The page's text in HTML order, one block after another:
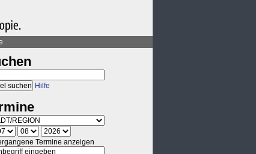
Hilfe
Termine anzeigen